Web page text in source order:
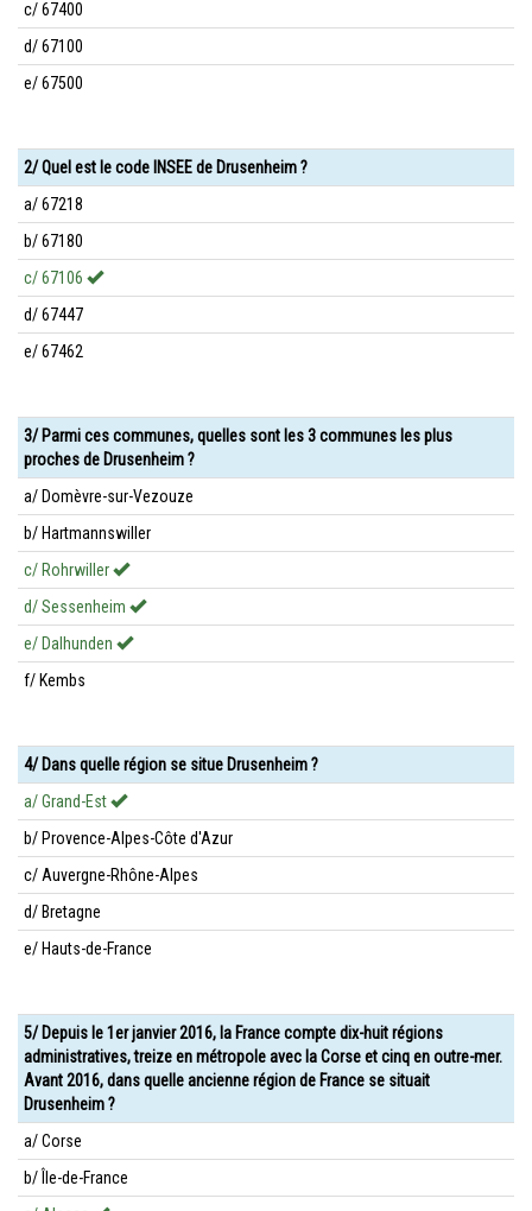
c/ 67400
d/ 67100
e/ 67500
2/ Quel est le code INSEE de Drusenheim ?
a/ 67218
b/ 67180
c/ 67106
d/ 67447
e/ 67462
3/ Parmi ces communes, quelles sont les 3 communes les plus
proches de Drusenheim ?
a/ Domèvre-sur-Vezouze
b/ Hartmannswiller
c/ Rohrwiller
d/ Sessenheim
e/ Dalhunden
f/ Kembs
4/ Dans quelle région se situe Drusenheim ?
a/ Grand-Est
b/ Provence-Alpes-Côte d'Azur
c/ Auvergne-Rhône-Alpes
d/ Bretagne
e/ Hauts-de-France
5/ Depuis le 1er janvier 2016, la France compte dix-huit régions
administratives, treize en métropole avec la Corse et cinq en outre-mer.
Avant 2016, dans quelle ancienne région de France se situait
Drusenheim ?
a/ Corse
b/ Île-de-France